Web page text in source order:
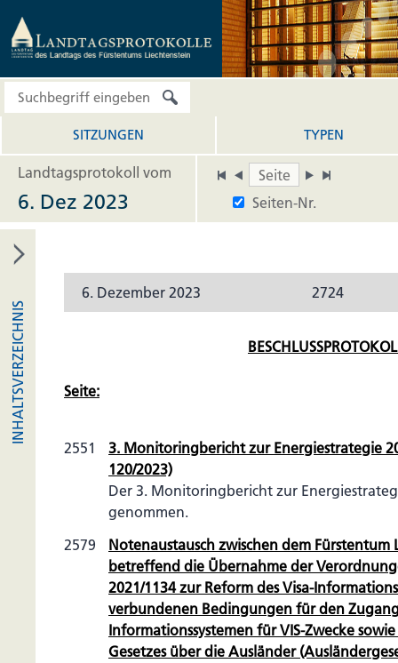
SITZUNGEN TYPEN
Landtagsprotokoll vom
Seiten-Nr.
6. Dez 2023
INHALTSVERZEICHNIS
6. Dezember 2023 2724
Seite:
2551
3. Monitoringbericht zur Energiestrategie
120/2023)
Der 3. Monitoringbericht zur
genommen.
2579
Notenaustausch zwischen dem Fürstentum
betreffend die Übernahme der
2021/1134 zur Reform des Visa-
verbundenen Bedingungen für den
Informationssystemen für VIS-Zwecke
Gesetzes über die Ausländer